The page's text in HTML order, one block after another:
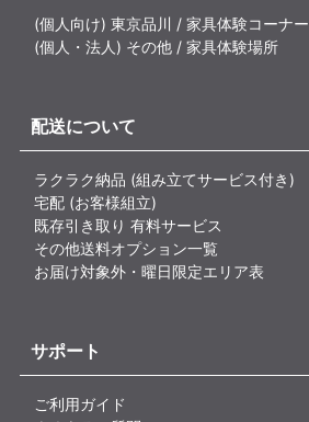
(個人向け) 東京品川 / 家具体験コーナー
(個人・法人) その他 / 家具体験場所
配送について
ラクラク納品 (組み立てサービス付き)
宅配 (お客様組立)
既存引き取り 有料サービス
その他送料オプション一覧
お届け対象外・曜日限定エリア表
サポート
ご利用ガイド